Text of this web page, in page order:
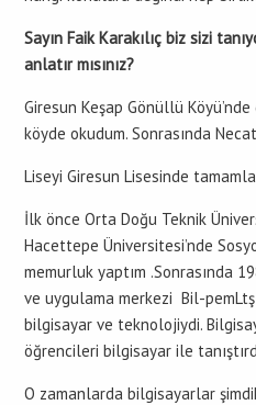
Sayın Faik Karakılıç biz sizi
anlatır mısınız?
Giresun Keşap Gönüllü
köyde okudum. Sonrasında
Liseyi Giresun Lisesinde
İlk önce Orta Doğu Teknik
Hacettepe Üniversitesi’nde
memurluk yaptım .Sonrasında
ve uygulama merkezi Bil-
bilgisayar ve teknolojiydi.
öğrencileri bilgisayar ile
O zamanlarda bilgisayarlar